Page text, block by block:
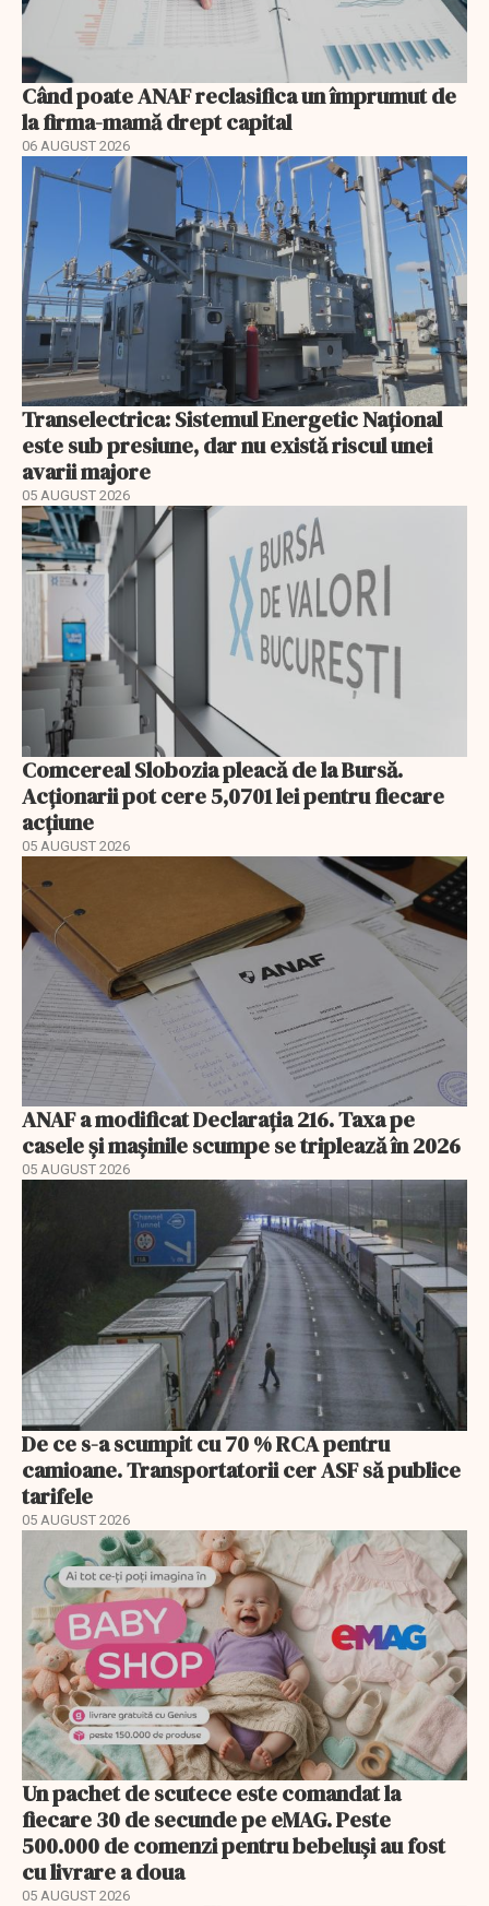
Când poate ANAF reclasifica un împrumut de
la firma-mamă drept capital
06 AUGUST 2026
Transelectrica: Sistemul Energetic Național
este sub presiune, dar nu există riscul unei
avarii majore
05 AUGUST 2026
Comcereal Slobozia pleacă de la Bursă.
Acționarii pot cere 5,0701 lei pentru fiecare
acțiune
05 AUGUST 2026
ANAF a modificat Declarația 216. Taxa pe
casele și mașinile scumpe se triplează în 2026
05 AUGUST 2026
De ce s-a scumpit cu 70 % RCA pentru
camioane. Transportatorii cer ASF să publice
tarifele
05 AUGUST 2026
Un pachet de scutece este comandat la
fiecare 30 de secunde pe eMAG. Peste
500.000 de comenzi pentru bebeluși au fost
cu livrare a doua
05 AUGUST 2026